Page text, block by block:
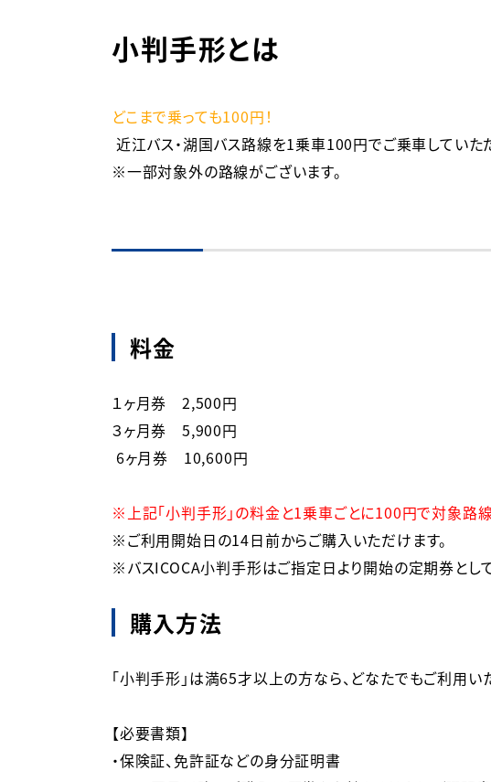
小判手形とは
どこまで乗っても100円！
※一部対象外の路線がございます。
料金
１ヶ月券　2,500円
３ヶ月券　5,900円
※上記「小判手形」の料金と1乗車ごとに100円で対象路
※ご利用開始日の14日前からご購入いただけます。
※バスICOCA小判手形はご指定日より開始の定期券とし
購入方法
「小判手形」は満65才以上の方なら、どなたでもご利用い
【必要書類】
・保険証、免許証などの身分証明書